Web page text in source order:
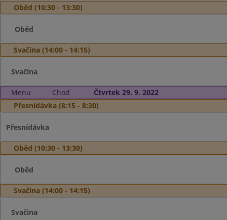
Oběd (10:30 - 13:30)
Oběd
Svačina (14:00 - 14:15)
Svačina
Menu Chod
Čtvrtek 29. 9. 2022
Přesnídávka (8:15 - 8:30)
Přesnídávka
Oběd (10:30 - 13:30)
Oběd
Svačina (14:00 - 14:15)
Svačina